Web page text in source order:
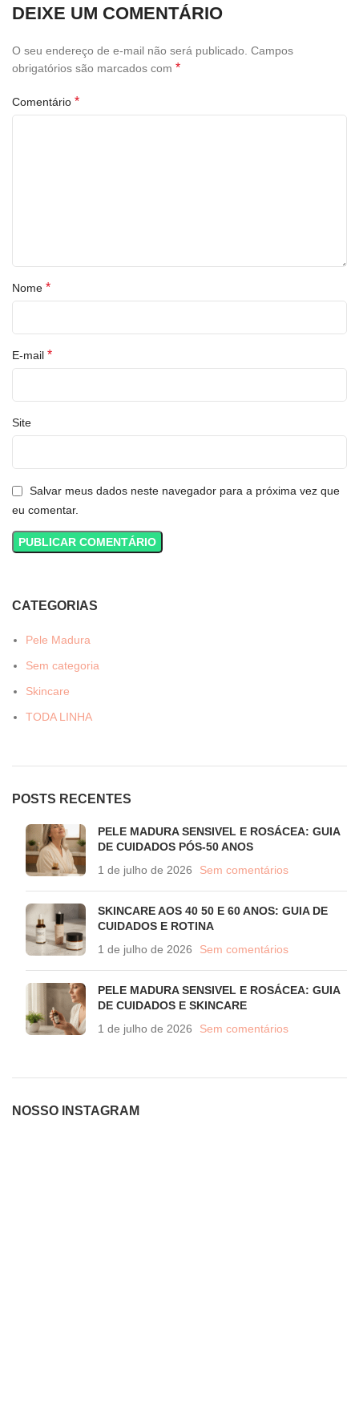
DEIXE UM COMENTÁRIO
O seu endereço de e-mail não será publicado. Campos
obrigatórios são marcados com *
Comentário *
Nome *
E-mail *
Site
Salvar meus dados neste navegador para a próxima vez que
eu comentar.
CATEGORIAS
Pele Madura
Sem categoria
Skincare
TODA LINHA
POSTS RECENTES
PELE MADURA SENSIVEL E ROSÁCEA: GUIA
DE CUIDADOS PÓS-50 ANOS
1 de julho de 2026
Sem comentários
SKINCARE AOS 40 50 E 60 ANOS: GUIA DE
CUIDADOS E ROTINA
1 de julho de 2026
Sem comentários
PELE MADURA SENSIVEL E ROSÁCEA: GUIA
DE CUIDADOS E SKINCARE
1 de julho de 2026
Sem comentários
NOSSO INSTAGRAM